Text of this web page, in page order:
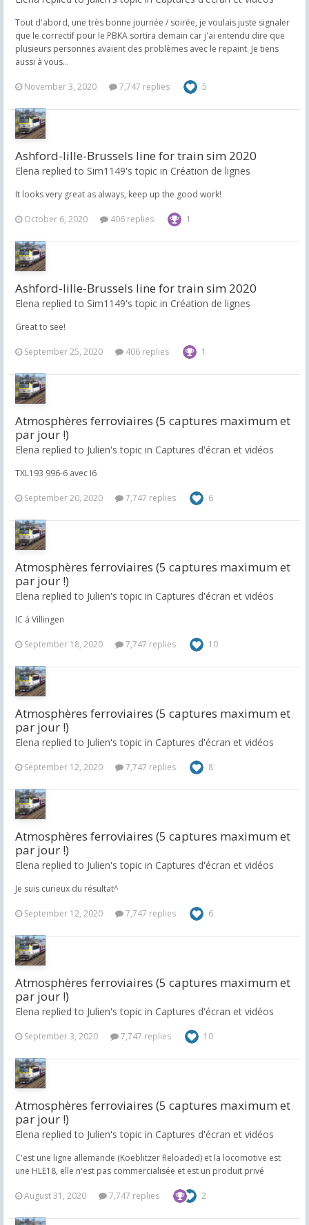
Tout d'abord, une très bonne journée / soirée, je voulais juste signaler
que le correctif pour le PBKA sortira demain car j'ai entendu dire que
plusieurs personnes avaient des problèmes avec le repaint. Je tiens
aussi à vous...
November 3, 2020 7,747 replies 5
Ashford-lille-Brussels line for train sim 2020
Elena replied to Sim1149's topic in Création de lignes
It looks very great as always, keep up the good work!
October 6, 2020 406 replies 1
Ashford-lille-Brussels line for train sim 2020
Elena replied to Sim1149's topic in Création de lignes
Great to see!
September 25, 2020 406 replies 1
Atmosphères ferroviaires (5 captures maximum et
par jour !)
Elena replied to Julien's topic in Captures d'écran et vidéos
TXL193 996-6 avec I6
September 20, 2020 7,747 replies 6
Atmosphères ferroviaires (5 captures maximum et
par jour !)
Elena replied to Julien's topic in Captures d'écran et vidéos
IC á Villingen
September 18, 2020 7,747 replies 10
Atmosphères ferroviaires (5 captures maximum et
par jour !)
Elena replied to Julien's topic in Captures d'écran et vidéos
September 12, 2020 7,747 replies 8
Atmosphères ferroviaires (5 captures maximum et
par jour !)
Elena replied to Julien's topic in Captures d'écran et vidéos
Je suis curieux du résultat^
September 12, 2020 7,747 replies 6
Atmosphères ferroviaires (5 captures maximum et
par jour !)
Elena replied to Julien's topic in Captures d'écran et vidéos
September 3, 2020 7,747 replies 10
Atmosphères ferroviaires (5 captures maximum et
par jour !)
Elena replied to Julien's topic in Captures d'écran et vidéos
C'est une ligne allemande (Koeblitzer Reloaded) et la locomotive est
une HLE18, elle n'est pas commercialisée et est un produit privé
August 31, 2020 7,747 replies 2